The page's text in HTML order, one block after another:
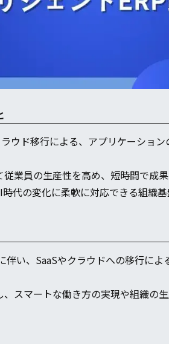
ラウド移行による、アプリケーショ
従業員の生産性を高め、短時間で成
時代の変化に柔軟に対応できる組織
伴い、SaaSやクラウドへの移行に
、スマートな働き方の実現や組織の